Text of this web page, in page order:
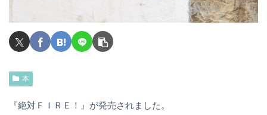
本
『絶対ＦＩＲＥ！』が発売されました。